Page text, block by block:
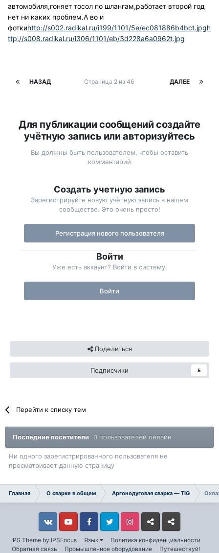
автомобиля,гоняет тосол по шлангам,работает второй год
нет ни каких проблем.А во и
фоткиhttp://s002.radikal.ru/i199/1101/5e/ec081886b4bct.jpgh
ttp://s008.radikal.ru/i306/1101/eb/3d228a6a0962t.jpg
НАЗАД ДАЛЕЕ
Страница 2 из 46
Для публикации сообщений создайте
учётную запись или авторизуйтесь
Вы должны быть пользователем, чтобы оставить
комментарий
Создать учетную запись
Зарегистрируйте новую учётную запись в нашем
сообществе. Это очень просто!
Регистрация нового пользователя
Войти
Уже есть аккаунт? Войти в систему.
Войти
Поделиться
Подписчики 5
Перейти к списку тем
Последние посетители 0 пользователей онлайн
Ни одного зарегистрированного пользователя не
просматривает данную страницу
Главная О сварке в общем Аргонодуговая сварка — TIG
IPS Theme by IPSFocus Язык
Политика конфиденциальности
Обратная связь
Промышленное оборудование Путешествуй!
VkontakteYouTube FacebookTwitter InstagramLivejournalOdnoklassniki